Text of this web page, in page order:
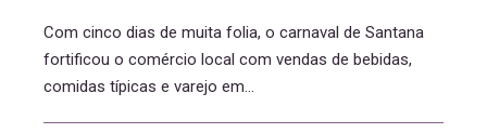
Com cinco dias de muita folia, o carnaval de Santana
fortificou o comércio local com vendas de bebidas,
comidas típicas e varejo em...